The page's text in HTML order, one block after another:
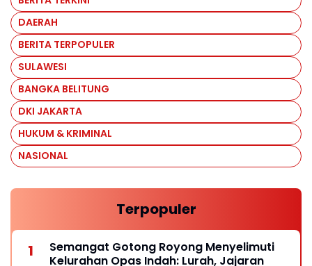
DAERAH
BERITA TERPOPULER
SULAWESI
BANGKA BELITUNG
DKI JAKARTA
HUKUM & KRIMINAL
NASIONAL
Terpopuler
Semangat Gotong Royong Menyelimuti
Kelurahan Opas Indah: Lurah, Jajaran